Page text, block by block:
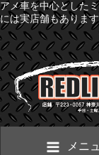
アメ車を中心とした
には実店舗もありま
メニ